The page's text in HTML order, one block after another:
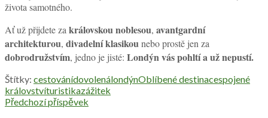
života samotného.
Ať už přijdete za královskou noblesou, avantgardní
architekturou, divadelní klasikounebo prostě jen za
dobrodružstvím, jedno je jisté: Londýn vás pohltí a už nepustí.
Štítky: cestovánídovolenálondýnOblíbené destinacespojené
královstvíturistikazážitek
Předchozí příspěvek